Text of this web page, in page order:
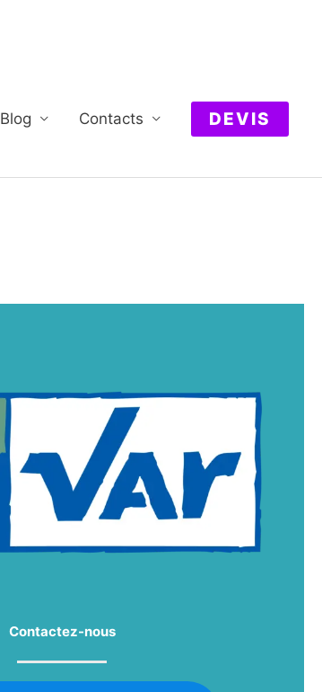
Blog Contacts DEVIS
Contactez-nous